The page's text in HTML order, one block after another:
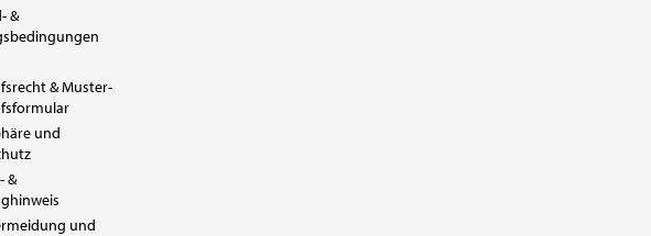
&
& Muster-
und
&
und